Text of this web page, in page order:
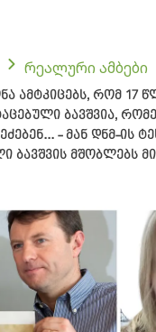
რეალური ამბები
ამტკიცებს, რომ 17
ბავშვია,
- მან დნმ-ის
ბავშვის მშობლებს